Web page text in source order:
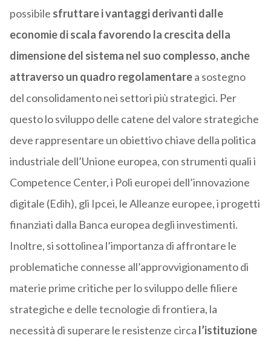
possibile sfruttare i vantaggi derivanti dalle
economie di scala favorendo la crescita della
dimensione del sistema nel suo complesso, anche
attraverso un quadro regolamentarea sostegno
del consolidamento nei settori più strategici. Per
questo lo sviluppo delle catene del valore strategiche
deve rappresentare un obiettivo chiave della politica
industriale dell’Unione europea, con strumenti quali i
Competence Center, i Poli europei dell’innovazione
digitale (Edih), gli Ipcei, le Alleanze europee, i progetti
finanziati dalla Banca europea degli investimenti.
Inoltre, si sottolinea l’importanza di affrontare le
problematiche connesse all’approvvigionamento di
materie prime critiche per lo sviluppo delle filiere
strategiche e delle tecnologie di frontiera, la
necessità di superare le resistenze circa l’istituzione